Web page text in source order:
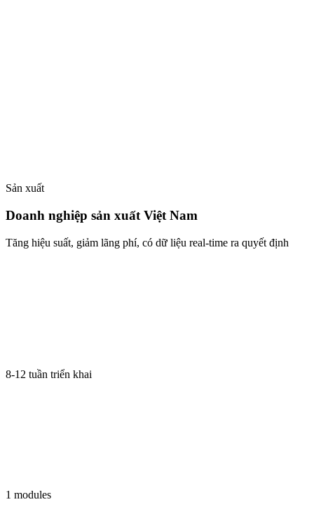
Sản xuất
Doanh nghiệp sản xuất Việt Nam
Tăng hiệu suất, giảm lãng phí, có dữ liệu real-time ra quyết định
8-12 tuần triển khai
1 modules